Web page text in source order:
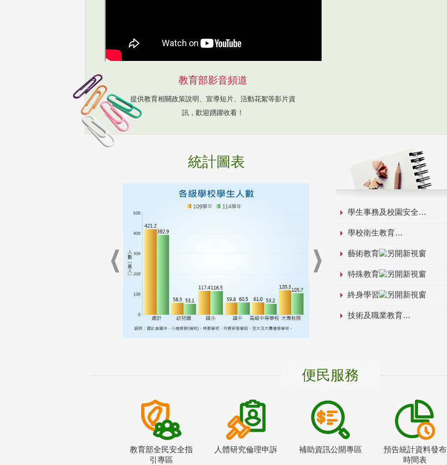
教育部影音頻道
提供教育相關政策說明、宣導短片、活動花絮等影片資
訊，歡迎踴躍收看！
統計圖表
學生事務及校園安全
學校衛生教育
藝術教育
特殊教育
終身學習
技術及職業教育
便民服務
教育部全民安全指
引專區
人體研究倫理申訴 補助資訊公開專區
預告統計資料發布
時間表